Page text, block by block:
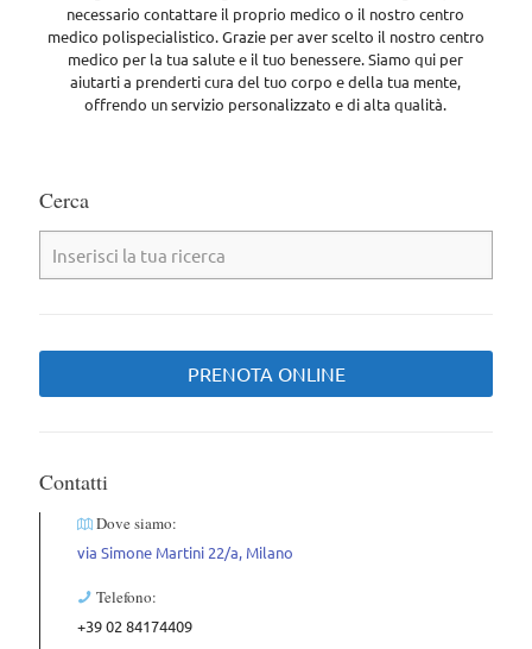
necessario contattare il proprio medico o il nostro centro
medico polispecialistico. Grazie per aver scelto il nostro centro
medico per la tua salute e il tuo benessere. Siamo qui per
aiutarti a prenderti cura del tuo corpo e della tua mente,
offrendo un servizio personalizzato e di alta qualità.
Cerca
PRENOTA ONLINE
Contatti
Dove siamo:
via Simone Martini 22/a, Milano
Telefono:
+39 02 84174409